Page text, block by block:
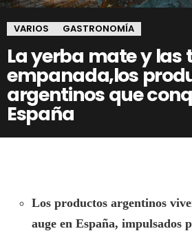
VARIOS GASTRONOMÍA
La yerba mate y las
empanada,los
argentinos que
España
Los productos argentinos
auge en España, impulsados